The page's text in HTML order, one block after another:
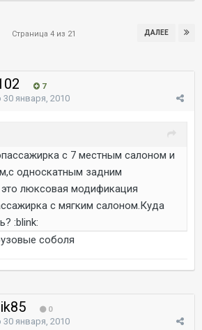
ДАЛЕЕ
Страница 4 из 21
7
30 января, 2010
с 7 местным салоном и
односкатным задним
люксовая модификация
с мягким салоном.Куда
:blink:
соболя
0
30 января, 2010